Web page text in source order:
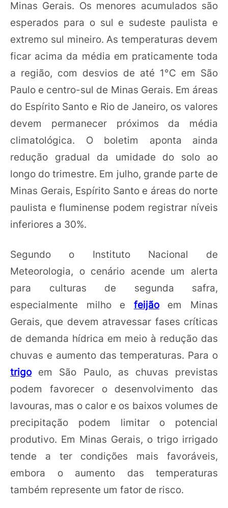
Minas Gerais. Os menores acumulados são
esperados para o sul e sudeste paulista e
extremo sul mineiro. As temperaturas devem
ficar acima da média em praticamente toda
a região, com desvios de até 1°C em São
Paulo e centro-sul de Minas Gerais. Em áreas
do Espírito Santo e Rio de Janeiro, os valores
devem permanecer próximos da média
climatológica. O boletim aponta ainda
redução gradual da umidade do solo ao
longo do trimestre. Em julho, grande parte de
Minas Gerais, Espírito Santo e áreas do norte
paulista e fluminense podem registrar níveis
inferiores a 30%.
Segundo o Instituto Nacional de
Meteorologia, o cenário acende um alerta
para culturas de segunda safra,
especialmente milho e feijãoem Minas
Gerais, que devem atravessar fases críticas
de demanda hídrica em meio à redução das
chuvas e aumento das temperaturas. Para o
trigoem São Paulo, as chuvas previstas
podem favorecer o desenvolvimento das
lavouras, mas o calor e os baixos volumes de
precipitação podem limitar o potencial
produtivo. Em Minas Gerais, o trigo irrigado
tende a ter condições mais favoráveis,
embora o aumento das temperaturas
também represente um fator de risco.